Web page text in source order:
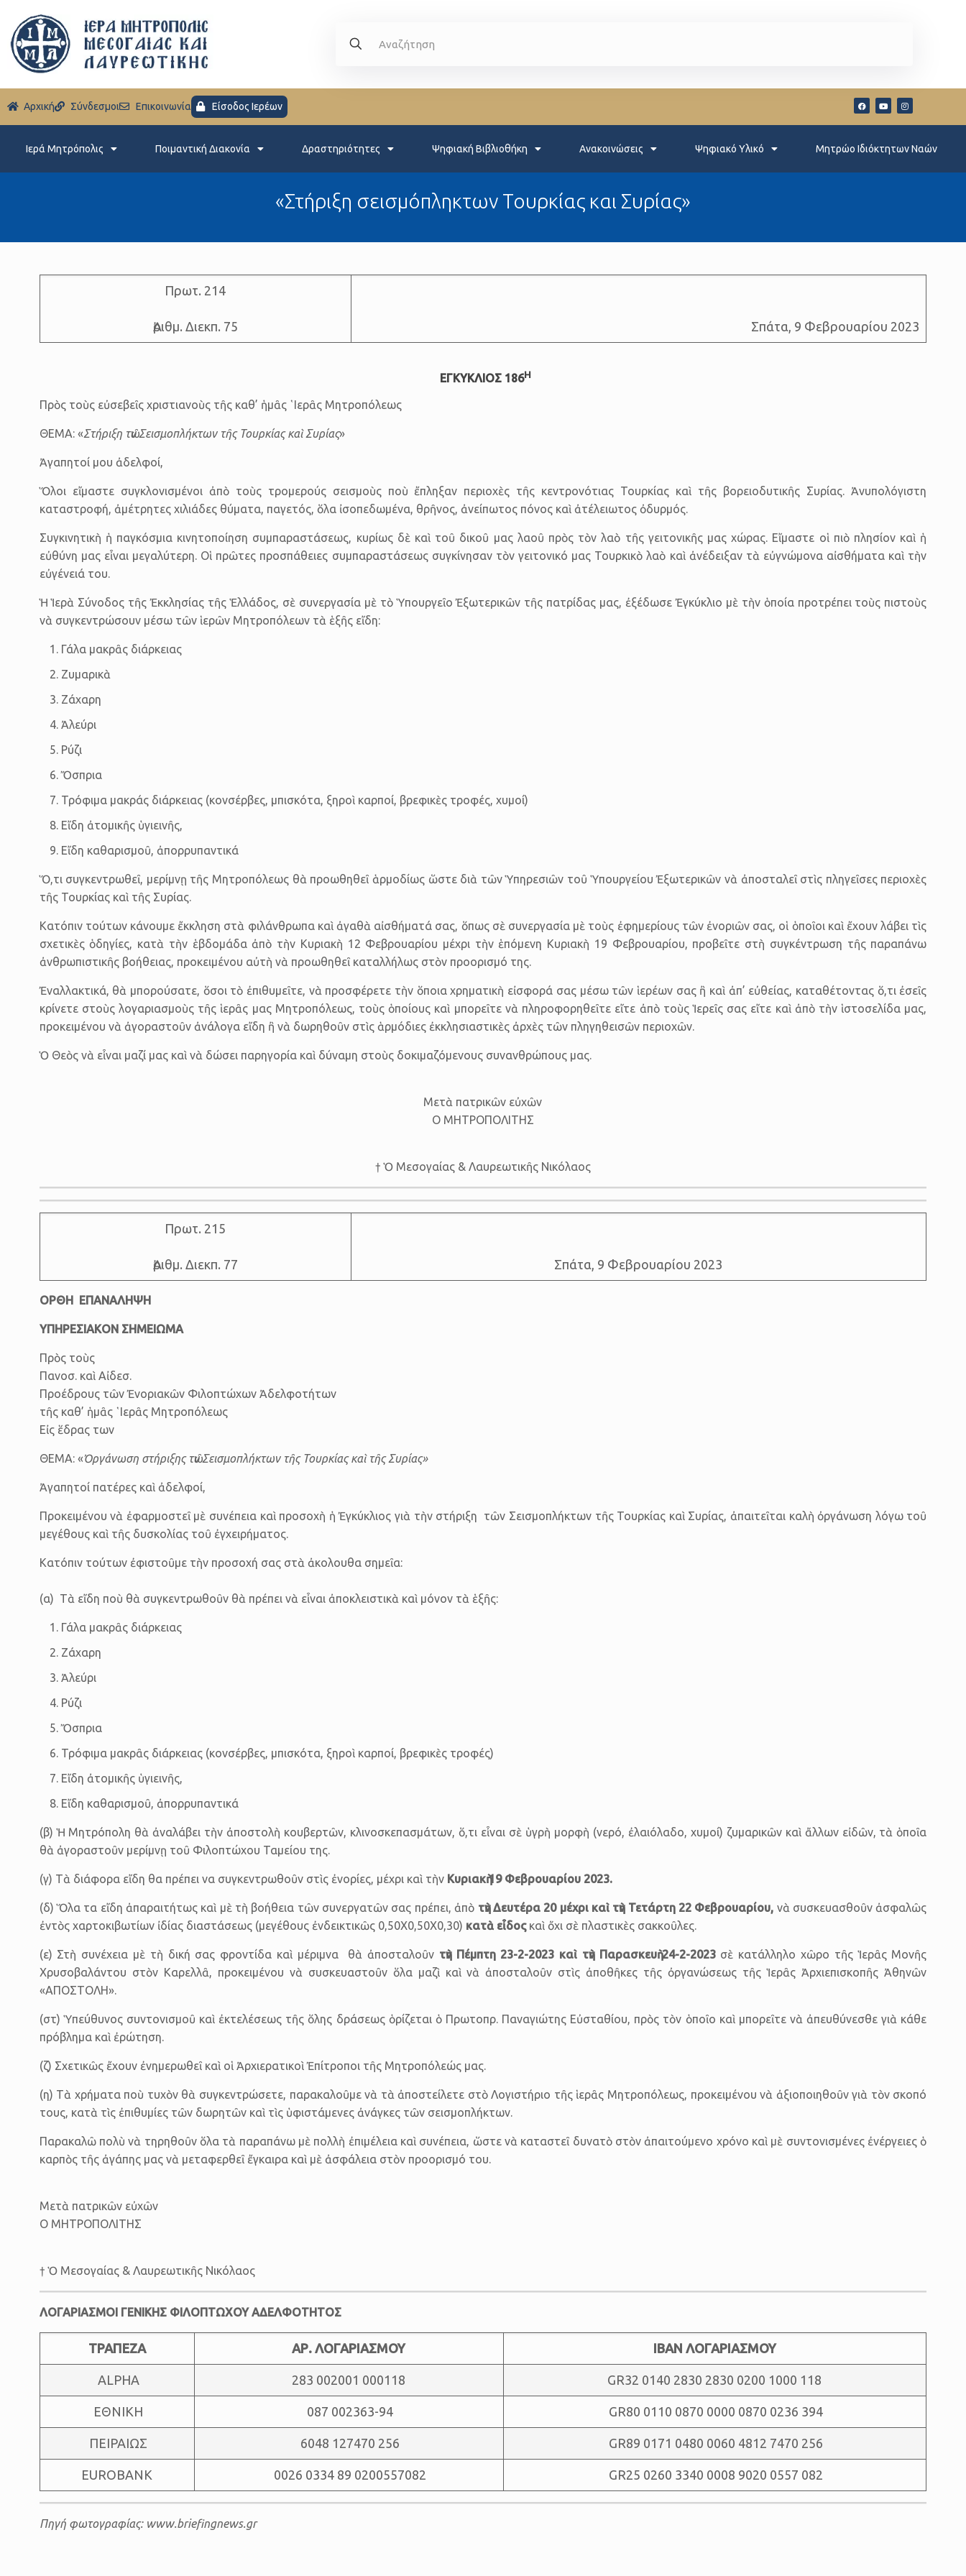
Aρχική Σύνδεσμοι Eπικοινωνία Είσοδος Ιερέων
Ιερά Μητρόπολις Ποιμαντική Διακονία Δραστηριότητες Ψηφιακή Βιβλιοθήκη Ανακοινώσεις Ψηφιακό Υλικό Μητρώο Ιδιόκτητων Ναών
«Στήριξη σεισμόπληκτων Τουρκίας και Συρίας»
Πρωτ. 214
Ἀριθμ. Διεκπ. 75 Σπάτα, 9 Φεβρουαρίου 2023
ΕΓΚΥΚΛΙΟΣ 186Η
Πρὸς τοὺς εὐ­σε­βεῖς χρι­στι­α­νοὺς τῆς καθ’ ἡ­μᾶς ῾Ι­ε­ρᾶς Μη­τρο­πό­λεως
ΘΕΜΑ: «Στή­ριξη τῶν Σεισμοπλήκτων τῆς Τουρκίας καὶ Συρίας»
Ἀ­γα­πη­τοί μου ἀ­δελ­φοί,
Ὅλοι εἴμαστε συγκλονισμένοι ἀπὸ τοὺς τρομερούς σεισμοὺς ποὺ ἔπλη­ξαν περιοχὲς τῆς κεντρονότιας Τουρκίας καὶ τῆς βορειοδυτικῆς Συρίας. Ἀνυπο­λόγιστη
καταστροφή, ἀμέτρητες χιλιάδες θύματα, παγετός, ὅλα ἰσοπεδωμένα, θρῆνος, ἀνείπωτος πόνος καὶ ἀτέλειωτος ὀδυρμός.
Συγκινητικὴ ἡ παγκόσμια κινητοποίηση συμπαραστάσεως, κυρίως δὲ καὶ τοῦ δικοῦ μας λαοῦ πρὸς τὸν λαὸ τῆς γειτονικῆς μας χώρας. Εἴμαστε οἱ πιὸ πλησίον καὶ ἡ
εὐθύνη μας εἶναι μεγαλύτερη. Οἱ πρῶτες προσπάθειες συμπα­ρα­στάσεως συγκίνησαν τὸν γειτονικό μας Τουρκικὸ λαὸ καὶ ἀνέδειξαν τὰ εὐγνώ­μονα αἰσθήματα καὶ τὴν
εὐγένειά του.
Ἡ Ἱερὰ Σύνοδος τῆς Ἐκκλησίας τῆς Ἑλλάδος, σὲ συνεργασία μὲ τὸ Ὑπουρ­γεῖο Ἐξωτερικῶν τῆς πατρίδας μας, ἐξέδωσε Ἐγκύκλιο μὲ τὴν ὁποία προτρέπει τοὺς πιστοὺς
νὰ συγκεντρώσουν μέσω τῶν ἱερῶν Μητροπόλεων τὰ ἑξῆς εἴδη:
Γάλα μακρᾶς διάρκειας
Ζυμαρικὰ
Ζάχαρη
Ἀλεύρι
Ρύζι
Ὄσπρια
Τρόφιμα μακράς διάρκειας (κονσέρβες, μπισκότα, ξηροὶ καρποί, βρεφικὲς τροφές, χυμοί)
Εἴδη ἀτομικῆς ὑγιεινῆς,
Εἴδη καθαρισμοῦ, ἀπορρυπαντικά
Ὅ,τι συγκεντρωθεῖ, μερίμνῃ τῆς Μητροπόλεως θὰ προωθηθεῖ ἁρμοδίως ὥστε διὰ τῶν Ὑπηρεσιῶν τοῦ Ὑπουργείου Ἐξωτερικῶν νὰ ἀποσταλεῖ στὶς πληγεῖσες περιοχὲς
τῆς Τουρκίας καὶ τῆς Συρίας.
Κατόπιν τούτων κάνουμε ἔκκληση στὰ φιλάνθρωπα καὶ ἀγαθὰ αἰσθή­ματά σας, ὅπως σὲ συνεργασία μὲ τοὺς ἐφημερίους τῶν ἐνοριῶν σας, οἱ ὁποῖοι καὶ ἔχουν λάβει τὶς
σχετικὲς ὁδηγίες, κατὰ τὴν ἑβδομάδα ἀπὸ τὴν Κυριακὴ 12 Φεβρουαρίου μέχρι τὴν ἑπόμενη Κυριακὴ 19 Φεβρουαρίου, προβεῖτε στὴ συγκέντρωση τῆς παραπάνω
ἀνθρωπιστικῆς βοήθειας, προκειμένου αὐτὴ νὰ προωθηθεῖ καταλ­λήλως στὸν προορισμό της.
Ἐναλλακτικά, θὰ μπορούσατε, ὅσοι τὸ ἐπιθυμεῖτε, νὰ προσφέρετε τὴν ὅποια χρηματικὴ εἰσφορά σας μέσω τῶν ἱερέων σας ἢ καὶ ἀπ’ εὐθείας, κατα­θέτοντας ὅ,τι ἐσεῖς
κρίνετε στοὺς λογαριασμοὺς τῆς ἱερᾶς μας Μητροπόλεως, τοὺς ὁ­ποί­ους καὶ μπο­ρεῖτε νὰ πλη­ρο­φο­ρη­θεῖτε εἴτε ἀπὸ τοὺς Ἱε­ρεῖς σας εἴτε καὶ ἀπὸ τὴν ἱ­στο­σε­λίδα μας,
προκειμένου νὰ ἀγοραστοῦν ἀνάλογα εἴδη ἢ νὰ δωρηθοῦν στὶς ἁρμόδιες ἐκκλησιαστικὲς ἀρχὲς τῶν πληγη­θεισῶν περιοχῶν.
Ὁ Θεὸς νὰ εἶ­ναι μαζί μας καὶ νὰ δώσει παρηγορία καὶ δύναμη στοὺς δοκιμαζόμενους συνανθρώπους μας.
Μετὰ πατρικῶν εὐχῶν
Ο ΜΗΤΡΟΠΟΛΙΤΗΣ
† Ὁ Μεσογαίας & Λαυρεωτικῆς Νικόλαος
Πρωτ. 215
Ἀριθμ. Διεκπ. 77 Σπάτα, 9 Φεβρουαρίου 2023
ΟΡΘΗ ΕΠΑΝΑΛΗΨΗ
ΥΠΗΡΕΣΙΑΚΟΝ ΣΗΜΕΙΩΜΑ
Πρὸς τοὺς
Πανοσ. καὶ Αἰδεσ.
Προέδρους τῶν Ἐνοριακῶν Φιλοπτώχων Ἀδελφοτήτων
τῆς καθ’ ἡ­μᾶς ῾Ι­ε­ρᾶς Μη­τρο­πό­λεως
Εἰς ἕδρας των
ΘΕΜΑ: «Ὀργάνωση στή­ριξης τῶν Σεισμοπλήκτων τῆς Τουρκίας καὶ τῆς Συρίας»
Ἀ­γα­πη­τοί πατέρες καὶ ἀδελφοί,
Προκειμένου νὰ ἐφαρμοστεῖ μὲ συνέπεια καὶ προσοχὴ ἡ Ἐγκύκλιος γιὰ τὴν στήριξη τῶν Σεισμοπλήκτων τῆς Τουρκίας καὶ Συρίας, ἀπαιτεῖται καλὴ ὀργάνωση λόγω τοῦ
μεγέθους καὶ τῆς δυσκολίας τοῦ ἐγχειρήματος.
Κατόπιν τούτων ἐφιστοῦμε τὴν προσοχή σας στὰ ἀκολουθα σημεῖα:
(α) Τὰ εἴδη ποὺ θὰ συγκεντρωθοῦν θὰ πρέπει νὰ εἶναι ἀποκλειστικὰ καὶ μόνον τὰ ἑξῆς:
Γάλα μακρᾶς διάρκειας
Ζάχαρη
Ἀλεύρι
Ρύζι
Ὄσπρια
Τρόφιμα μακρᾶς διάρκειας (κονσέρβες, μπισκότα, ξηροὶ καρποί, βρεφικὲς τροφές)
Εἴδη ἀτομικῆς ὑγιεινῆς,
Εἴδη καθαρισμοῦ, ἀπορρυπαντικά
(β) Ἡ Μητρόπολη θὰ ἀναλάβει τὴν ἀποστολὴ κουβερτῶν, κλινοσκε­πασμάτων, ὅ,τι εἶναι σὲ ὑγρὴ μορφὴ (νερό, ἐλαιόλαδο, χυμοί) ζυμαρικῶν καὶ ἄλλων εἰδῶν, τὰ ὁποῖα
θὰ ἀγοραστοῦν μερίμνῃ τοῦ Φιλοπτώχου Ταμείου της.
(γ) Τὰ διάφορα εἴδη θα πρέπει να συγκεντρωθοῦν στὶς ἐνορίες, μέχρι καὶ τὴν Κυριακὴ 19 Φεβρουαρίου 2023.
(δ) Ὅλα τα εἴδη ἀπαραιτήτως καὶ μὲ τὴ βοήθεια τῶν συνεργατῶν σας πρέπει, ἀπὸ τὴν Δευτέρα 20 μέχρι καὶ τὴν Τετάρτη 22 Φεβρουαρίου, νὰ συσκευασθοῦν ἀσφαλῶς
ἐντὸς χαρτοκιβωτίων ἰδίας διαστάσεως (μεγέθους ἐνδεικτικῶς 0,50Χ0,50Χ0,30) κατὰ εἶδοςκαὶ ὄχι σὲ πλαστικὲς σακκοῦλες.
(ε) Στὴ συνέχεια μὲ τὴ δική σας φροντίδα καὶ μέριμνα θὰ ἀποσταλοῦν τὴν Πέμπτη 23-2-2023 καὶ τὴν Παρασκευὴ 24-2-2023σὲ κατάλλη­λο χῶρο τῆς Ἱερᾶς Μονῆς
Χρυσοβαλάντου στὸν Καρελλᾶ, προκειμένου νὰ συσκευαστοῦν ὅλα μαζὶ καὶ νὰ ἀποσταλοῦν στὶς ἀποθῆκες τῆς ὀργανώσεως τῆς Ἱερᾶς Ἀρχιεπισκοπῆς Ἀθηνῶν
«ΑΠΟΣΤΟΛΗ».
(στ) Ὑπεύθυνος συντονισμοῦ καὶ ἐκτελέσεως τῆς ὅλης δράσεως ὁρίζεται ὁ Πρωτοπρ. Παναγιώτης Εὐσταθίου, πρὸς τὸν ὁποῖο καὶ μπορεῖτε νὰ ἀπευθύνεσθε γιὰ κάθε
πρόβλημα καὶ ἐρώτηση.
(ζ) Σχετικῶς ἔχουν ἐνημερωθεῖ καὶ οἱ Ἀρχιερατικοὶ Ἐπίτροποι τῆς Μητρο­πόλεώς μας.
(η) Τὰ χρήματα ποὺ τυχὸν θὰ συγκεντρώσετε, παρακαλοῦμε νὰ τὰ ἀποστείλετε στὸ Λογιστήριο τῆς ἱερᾶς Μητροπόλεως, προκειμένου νὰ ἀξιοποιηθοῦν γιὰ τὸν σκοπό
τους, κατὰ τὶς ἐπιθυμίες τῶν δωρητῶν καὶ τὶς ὑφιστάμενες ἀνάγκες τῶν σεισμοπλήκτων.
Παρακαλῶ πολὺ νὰ τηρηθοῦν ὅλα τὰ παραπάνω μὲ πολλὴ ἐπιμέλεια καὶ συνέπεια, ὥστε νὰ καταστεῖ δυνατὸ στὸν ἀπαιτούμενο χρόνο καὶ μὲ συντονι­σμένες ἐνέργειες ὁ
καρπὸς τῆς ἀγάπης μας νὰ μεταφερθεῖ ἔγκαιρα καὶ μὲ ἀσφάλεια στὸν προορισμό του.
Μετὰ πατρικῶν εὐχῶν
Ο ΜΗΤΡΟΠΟΛΙΤΗΣ
† Ὁ Μεσογαίας & Λαυρεωτικῆς Νικόλαος
ΛΟΓΑΡΙΑΣΜΟΙ ΓΕΝΙΚΗΣ ΦΙΛΟΠΤΩΧΟΥ ΑΔΕΛΦΟΤΗΤΟΣ
ΤΡΑΠΕΖΑ ΑΡ. ΛΟΓΑΡΙΑΣΜΟΥ ΙΒΑΝ ΛΟΓΑΡΙΑΣΜΟΥ
ALPHA 283 002001 000118 GR32 0140 2830 2830 0200 1000 118
ΕΘΝΙΚΗ 087 002363-94 GR80 0110 0870 0000 0870 0236 394
ΠΕΙΡΑΙΩΣ 6048 127470 256 GR89 0171 0480 0060 4812 7470 256
EUROBANK 0026 0334 89 0200557082 GR25 0260 3340 0008 9020 0557 082
Πηγή φωτογραφίας: www.briefingnews.gr